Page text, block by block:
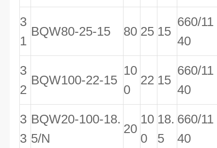
3
1
BQW80-25-15 80 25 15
660/11
40
3
2
BQW100-22-15
10
0
22 15
660/11
40
3
3
BQW20-100-18.
5/N
20
10
0
18.
5
660/11
40